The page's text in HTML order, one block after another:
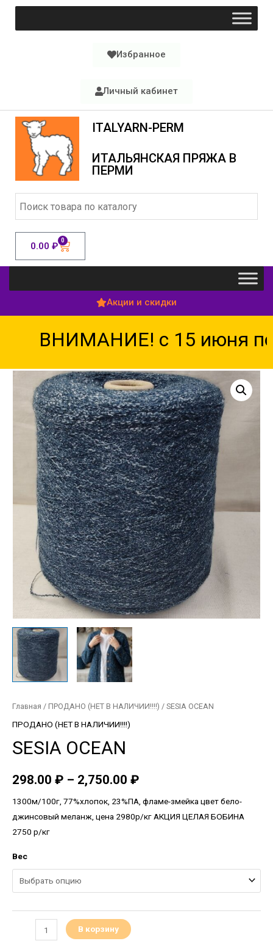
Избранное
Личный кабинет
ITALYARN-PERM
ИТАЛЬЯНСКАЯ ПРЯЖА В
ПЕРМИ
0.00 ₽ 0
Акции и скидки
ВНИМАНИЕ! с 15 июня по
Главная / ПРОДАНО (НЕТ В НАЛИЧИИ!!!!) / SESIA OCEAN
ПРОДАНО (НЕТ В НАЛИЧИИ!!!!)
SESIA OCEAN
298.00 ₽ – 2,750.00 ₽
1300м/100г, 77%хлопок, 23%ПА, фламе-змейка цвет бело-
джинсовый меланж, цена 2980р/кг АКЦИЯ ЦЕЛАЯ БОБИНА
2750 р/кг
Вес
В корзину